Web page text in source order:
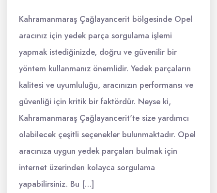
Kahramanmaraş Çağlayancerit bölgesinde Opel
aracınız için yedek parça sorgulama işlemi
yapmak istediğinizde, doğru ve güvenilir bir
yöntem kullanmanız önemlidir. Yedek parçaların
kalitesi ve uyumluluğu, aracınızın performansı ve
güvenliği için kritik bir faktördür. Neyse ki,
Kahramanmaraş Çağlayancerit'te size yardımcı
olabilecek çeşitli seçenekler bulunmaktadır. Opel
aracınıza uygun yedek parçaları bulmak için
internet üzerinden kolayca sorgulama
yapabilirsiniz. Bu […]